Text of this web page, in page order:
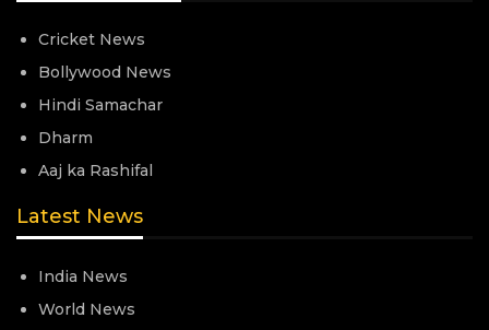
Cricket News
Bollywood News
Hindi Samachar
Dharm
Aaj ka Rashifal
Latest News
India News
World News